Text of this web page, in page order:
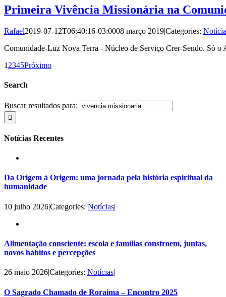
Primeira Vivência Missionária na
Rafael2019-07-12T06:40:16-03:0008 março 2019|Categories:
Comunidade-Luz Nova Terra - Núcleo de Serviço Crer-Sendo. Só
1 2345Próximo
Search
Buscar resultados para:
Notícias Recentes
Da Origem à Origem: uma jornada pela história espiritual da
humanidade
10 julho 2026|Categories: Notícias|
Alimentação consciente: escola e famílias constroem, juntas,
novos hábitos e percepções
26 maio 2026|Categories: Notícias|
O Sagrado Chamado de Roraima – Encontro 2025